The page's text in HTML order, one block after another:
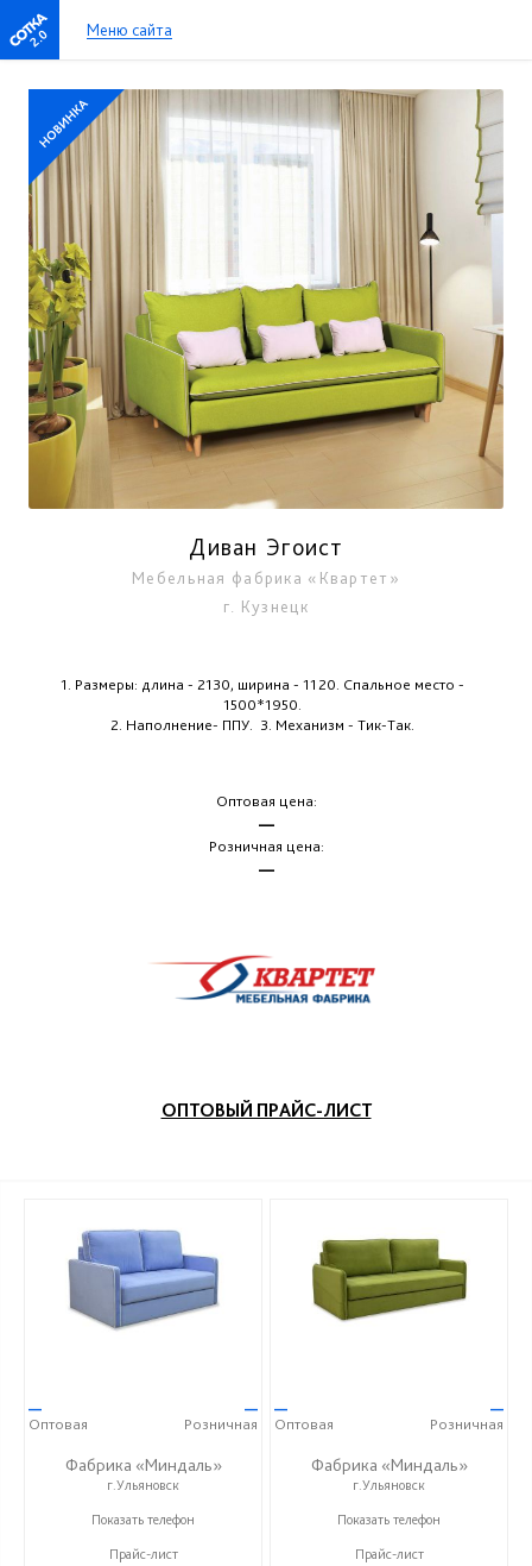
2.0 Меню сайта
Диван Эгоист
Мебельная фабрика «Квартет»
г. Кузнецк
1. Размеры: длина - 2130, ширина - 1120. Спальное место -
1500*1950.
2. Наполнение- ППУ.
3. Механизм - Тик-Так.
Оптовая цена:
—
Розничная цена:
—
ОПТОВЫЙ ПРАЙС-ЛИСТ
—
Оптовая
—
Розничная
Фабрика «Миндаль»
г.Ульяновск
+7 (927) 630-62-82
Показать телефон
Прайс-лист
—
Оптовая
—
Розничная
Фабрика «Миндаль»
г.Ульяновск
+7 (927) 630-62-82
Показать телефон
Прайс-лист